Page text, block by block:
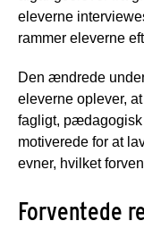
eleverne
rammer eleverne
Den ændrede
eleverne oplever,
fagligt, pædagogisk
motiverede for at
evner, hvilket
Forventede